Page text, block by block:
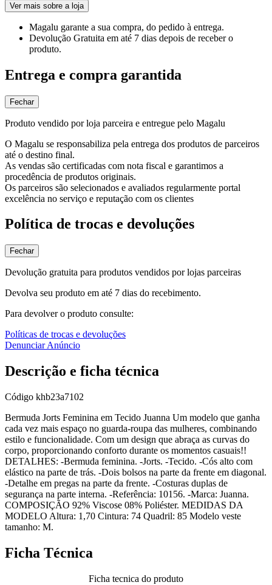
Ver mais sobre a loja
Magalu garante a sua compra, do pedido à entrega.
Devolução Gratuita em até 7 dias depois de receber o
produto.
Entrega e compra garantida
Fechar
Produto vendido por loja parceira e entregue pelo Magalu
O Magalu se responsabiliza pela entrega dos produtos de parceiros
até o destino final.
As vendas são certificadas com nota fiscal e garantimos a
procedência de produtos originais.
Os parceiros são selecionados e avaliados regularmente portal
excelência no serviço e reputação com os clientes
Política de trocas e devoluções
Fechar
Devolução gratuita para produtos vendidos por lojas parceiras
Devolva seu produto em até 7 dias do recebimento.
Para devolver o produto consulte:
Políticas de trocas e devoluções
Denunciar Anúncio
Descrição e ficha técnica
Código khb23a7102
Bermuda Jorts Feminina em Tecido Juanna Um modelo que ganha
cada vez mais espaço no guarda-roupa das mulheres, combinando
estilo e funcionalidade. Com um design que abraça as curvas do
corpo, proporcionando conforto durante os momentos casuais!!
DETALHES: -Bermuda feminina. -Jorts. -Tecido. -Cós alto com
elástico na parte de trás. -Dois bolsos na parte da frente em diagonal.
-Detalhe em pregas na parte da frente. -Costuras duplas de
segurança na parte interna. -Referência: 10156. -Marca: Juanna.
COMPOSIÇÃO 92% Viscose 08% Poliéster. MEDIDAS DA
MODELO Altura: 1,70 Cintura: 74 Quadril: 85 Modelo veste
tamanho: M.
Ficha Técnica
Ficha tecnica do produto